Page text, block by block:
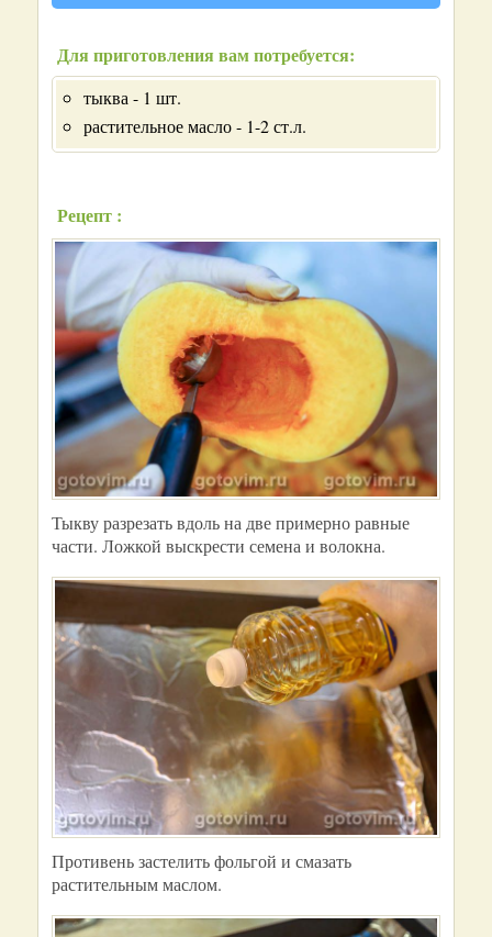
Для приготовления вам потребуется:
тыква - 1 шт.
растительное масло - 1-2 ст.л.
Рецепт :
Тыкву разрезать вдоль на две примерно равные
части. Ложкой выскрести семена и волокна.
Противень застелить фольгой и смазать
растительным маслом.